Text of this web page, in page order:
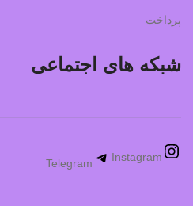
پرداخت
شبکه های اجتماعی
Instagram
Telegram